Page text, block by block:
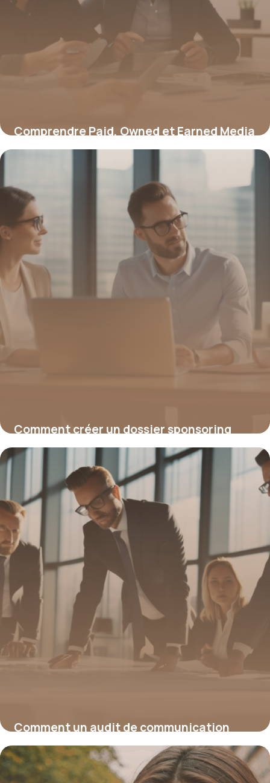
Comprendre Paid, Owned et Earned Media
: stratégies et défis clés
Comment créer un dossier sponsoring
convaincant pour attirer vos partenaires
Comment un audit de communication
stratégique révèle la performance réelle
de vos messages